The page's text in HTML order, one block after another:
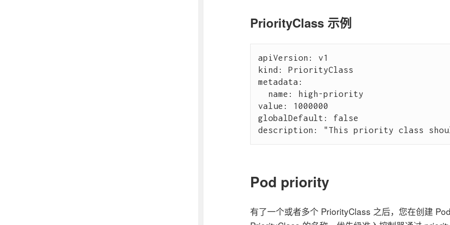
PriorityClass 示例
apiVersion: v1
kind: PriorityClass
metadata:
  name: high-priority
value: 1000000
globalDefault: false
Pod priority
有了一个或者多个 PriorityClass 之后，您在创建